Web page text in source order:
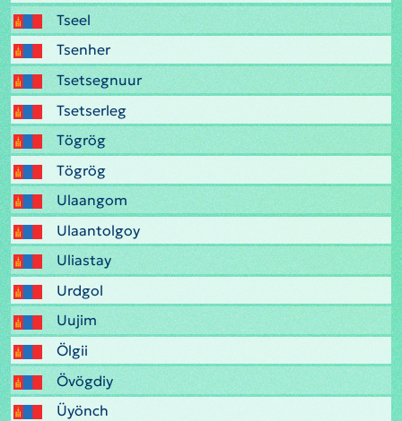
Tseel
Tsenher
Tsetsegnuur
Tsetserleg
Tögrög
Tögrög
Ulaangom
Ulaantolgoy
Uliastay
Urdgol
Uujim
Ölgii
Övögdiy
Üyönch